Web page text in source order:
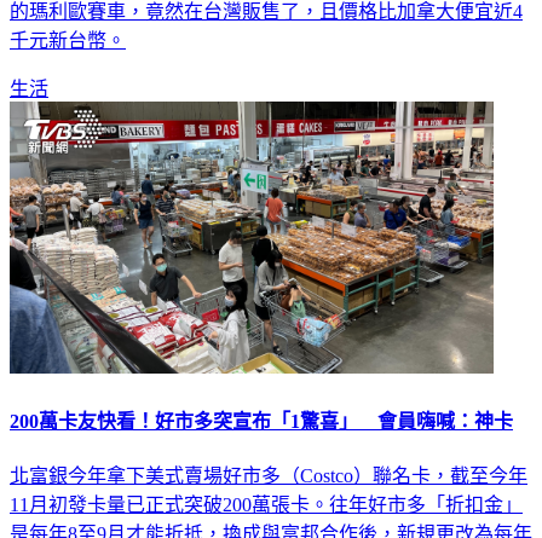
的瑪利歐賽車，竟然在台灣販售了，且價格比加拿大便宜近4
千元新台幣。
生活
200萬卡友快看！好市多突宣布「1驚喜」 會員嗨喊：神卡
北富銀今年拿下美式賣場好市多（Costco）聯名卡，截至今年
11月初發卡量已正式突破200萬張卡。往年好市多「折扣金」
是每年8至9月才能折抵，換成與富邦合作後，新規更改為每年